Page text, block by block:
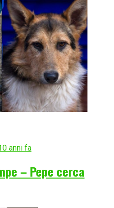
anni fa
– Pepe cerca